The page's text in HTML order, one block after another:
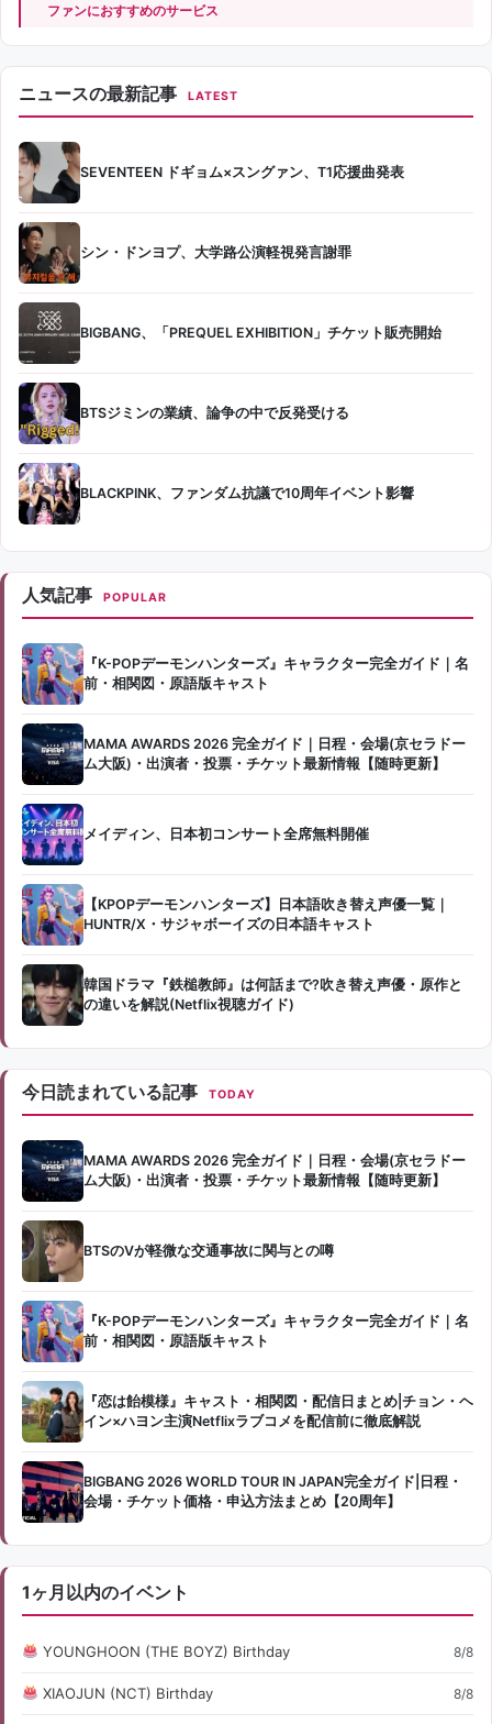
ファンにおすすめのサービス
ニュースの最新記事 LATEST
SEVENTEEN ドギョム×スングァン、T1応援曲発表
シン・ドンヨプ、大学路公演軽視発言謝罪
BIGBANG、「PREQUEL EXHIBITION」チケット販売開始
BTSジミンの業績、論争の中で反発受ける
BLACKPINK、ファンダム抗議で10周年イベント影響
人気記事 POPULAR
『K-POPデーモンハンターズ』キャラクター完全ガイド｜名
前・相関図・原語版キャスト
MAMA AWARDS 2026 完全ガイド｜日程・会場(京セラドー
ム大阪)・出演者・投票・チケット最新情報【随時更新】
メイディン、日本初コンサート全席無料開催
【KPOPデーモンハンターズ】日本語吹き替え声優一覧｜
HUNTR/X・サジャボーイズの日本語キャスト
韓国ドラマ『鉄槌教師』は何話まで?吹き替え声優・原作と
の違いを解説(Netflix視聴ガイド)
今日読まれている記事 TODAY
MAMA AWARDS 2026 完全ガイド｜日程・会場(京セラドー
ム大阪)・出演者・投票・チケット最新情報【随時更新】
BTSのVが軽微な交通事故に関与との噂
『K-POPデーモンハンターズ』キャラクター完全ガイド｜名
前・相関図・原語版キャスト
『恋は飴模様』キャスト・相関図・配信日まとめ|チョン・ヘ
イン×ハヨン主演Netflixラブコメを配信前に徹底解説
BIGBANG 2026 WORLD TOUR IN JAPAN完全ガイド|日程・
会場・チケット価格・申込方法まとめ【20周年】
1ヶ月以内のイベント
YOUNGHOON (THE BOYZ) Birthday 8/8
XIAOJUN (NCT) Birthday 8/8